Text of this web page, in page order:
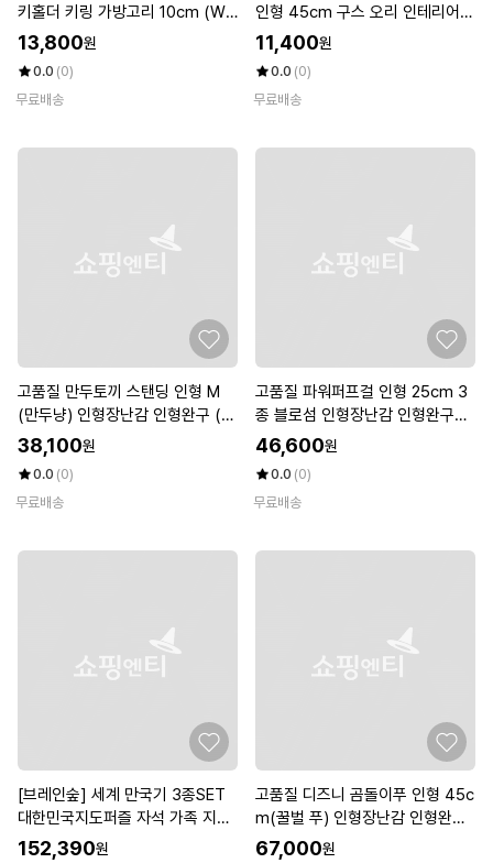
키홀더 키링 가방고리 10cm (WF
KE06T)
13,800원
0.0 (0)
무료배송
인형 45cm 구스 오리 인테리어쿠
션 (WBCECDE)
11,400원
0.0 (0)
무료배송
고품질 만두토끼 스탠딩 인형 M
(만두냥) 인형장난감 인형완구 (W
FKDRWE)
38,100원
0.0 (0)
무료배송
고품질 파워퍼프걸 인형 25cm 3
종 블로섬 인형장난감 인형완구
(WFKDRYN)
46,600원
0.0 (0)
무료배송
[브레인숲] 세계 만국기 3종SET
대한민국지도퍼즐 자석 가족 지인
학교 화폐
152,390원
고품질 디즈니 곰돌이푸 인형 45c
m(꿀벌 푸) 인형장난감 인형완구
(WFKDRXG)
67,000원